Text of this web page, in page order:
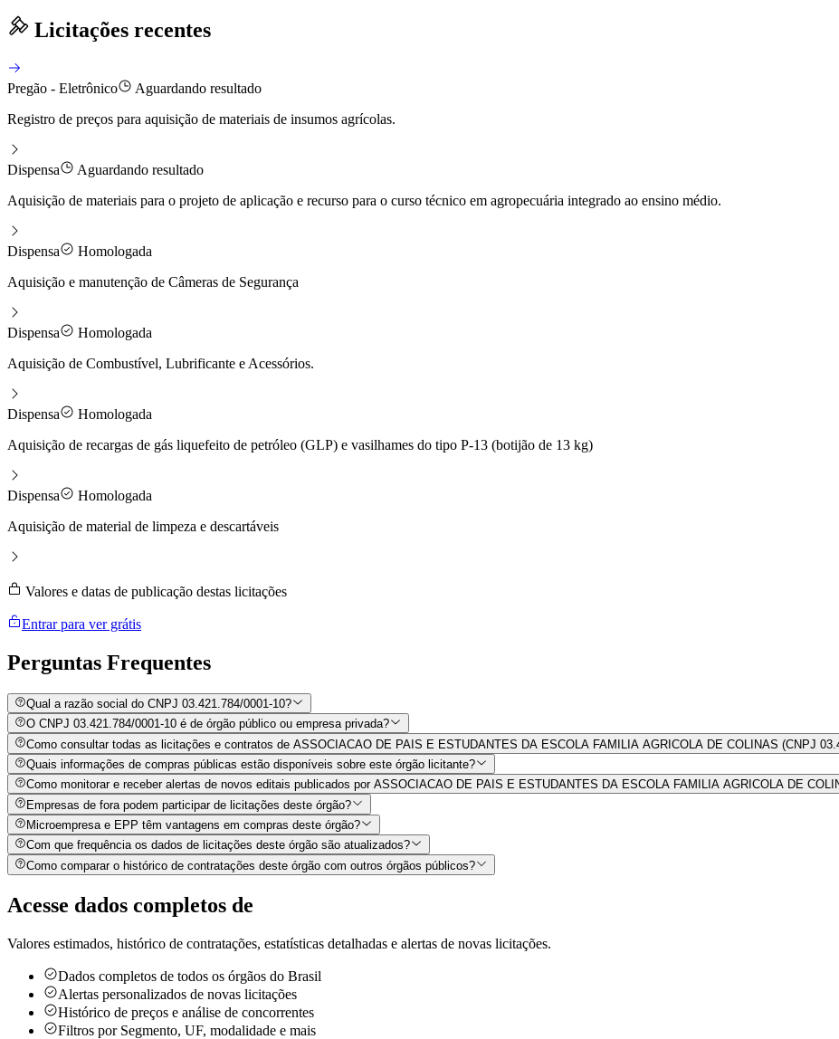
Licitações recentes
Pregão - Eletrônico
Aguardando resultado
Registro de preços para aquisição de materiais de insumos agrícolas.
Dispensa
Aguardando resultado
Aquisição de materiais para o projeto de aplicação e recurso para o curso técnico em agropecuária integrado ao ensino médio.
Dispensa
Homologada
Aquisição e manutenção de Câmeras de Segurança
Dispensa
Homologada
Aquisição de Combustível, Lubrificante e Acessórios.
Dispensa
Homologada
Aquisição de recargas de gás liquefeito de petróleo (GLP) e vasilhames do tipo P-13 (botijão de 13 kg)
Dispensa
Homologada
Aquisição de material de limpeza e descartáveis
Valores e datas de publicação destas licitações
Entrar para ver grátis
Perguntas Frequentes
Qual a razão social do CNPJ 03.421.784/0001-10?
O CNPJ 03.421.784/0001-10 é de órgão público ou empresa privada?
Como consultar todas as licitações e contratos de ASSOCIACAO DE PAIS E ESTUDANTES DA ESCOLA FAMILIA AGRICOLA DE COLINAS (CNPJ
Quais informações de compras públicas estão disponíveis sobre este órgão licitante?
Como monitorar e receber alertas de novos editais publicados por ASSOCIACAO DE PAIS E ESTUDANTES DA ESCOLA FAMILIA AGRICOLA DE
Empresas de fora podem participar de licitações deste órgão?
Microempresa e EPP têm vantagens em compras deste órgão?
Com que frequência os dados de licitações deste órgão são atualizados?
Como comparar o histórico de contratações deste órgão com outros órgãos públicos?
Acesse dados completos de
Valores estimados, histórico de contratações, estatísticas detalhadas e alertas de novas licitações.
Dados completos de todos os órgãos do Brasil
Alertas personalizados de novas licitações
Histórico de preços e análise de concorrentes
Filtros por Segmento, UF, modalidade e mais